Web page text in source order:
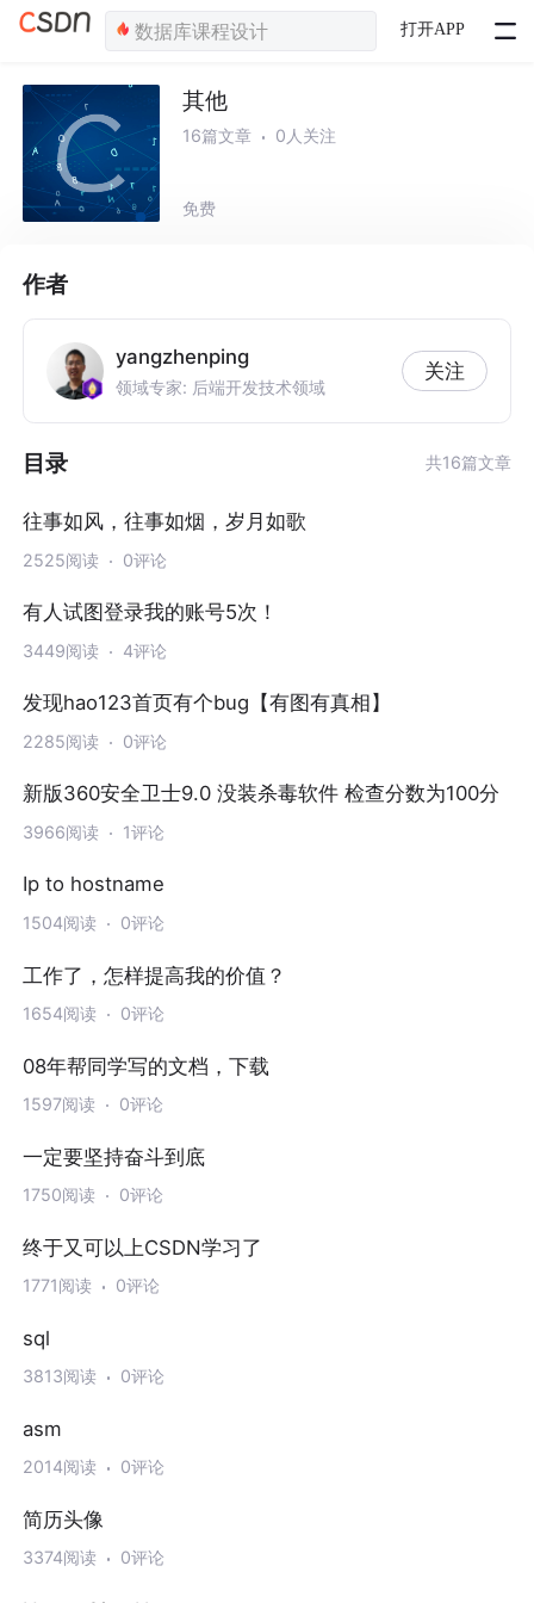
打开APP
其他
16篇文章 0人关注
免费
作者
yangzhenping
领域专家: 后端开发技术领域
关注
目录 共16篇文章
往事如风，往事如烟，岁月如歌
2525阅读 0评论
有人试图登录我的账号5次！
3449阅读 4评论
发现hao123首页有个bug【有图有真相】
2285阅读 0评论
新版360安全卫士9.0 没装杀毒软件 检查分数为100分
3966阅读 1评论
Ip to hostname
1504阅读 0评论
工作了，怎样提高我的价值？
1654阅读 0评论
08年帮同学写的文档，下载
1597阅读 0评论
一定要坚持奋斗到底
1750阅读 0评论
终于又可以上CSDN学习了
1771阅读 0评论
sql
3813阅读 0评论
asm
2014阅读 0评论
简历头像
3374阅读 0评论